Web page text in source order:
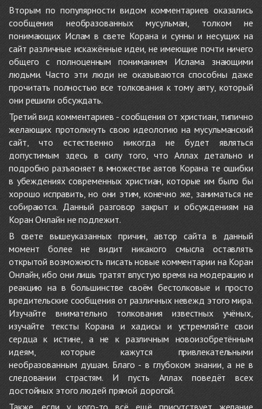
Вторым по популярности видом комментариев оказались
сообщения необразованных мусульман, толком не
понимающих Ислам в свете Корана и сунны и несущих на
сайт различные искажённые идеи, не имеющие почти ничего
общего с полноценным пониманием Ислама знающими
людьми. Часто эти люди не оказываются способны даже
прочитать полностью все толкования к тому аяту, который
они решили обсуждать.
Третий вид комментариев - сообщения от христиан, типично
желающих протолкнуть свою идеологию на мусульманский
сайт, что естественно никогда не будет являться
допустимым здесь в силу того, что Аллах детально и
подробно разъясняет в множестве аятов Корана те ошибки
в убеждениях современных христиан, которые им было бы
хорошо исправить, но они этим, конечно же, заниматься не
собираются. Данный разговор закрыт и обсуждениям на
Коран Онлайн не подлежит.
В свете вышеуказанных причин, автор сайта в данный
момент более не видит никакого смысла оставлять
открытой возможность писать новые комментарии на Коран
Онлайн, ибо они лишь тратят впустую время на модерацию и
реакцию на в большинстве своём бестолковые и просто
вредительские сообщения от различных невежд этого мира.
Изучайте внимательно толкования известных учёных,
изучайте тексты Корана и хадисы и устремляйте свои
сердца к истине, а не к различным новоизобретённым
идеям, которые кажутся привлекательными
необразованным душам. Благо - в глубоком знании, а не в
следовании страстям. И пусть Аллах поведёт всех
достойных этого людей прямой дорогой.
Также, если у кого-то всё ещё присутствует желание